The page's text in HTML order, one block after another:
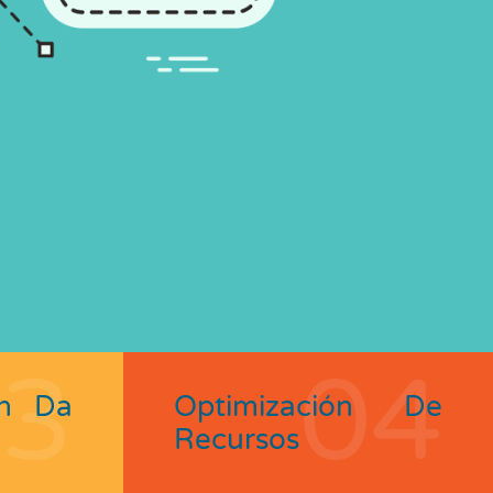
Da
Optimización De
Recursos04